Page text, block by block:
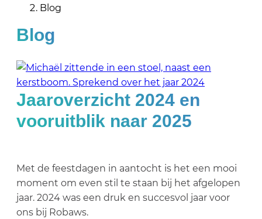
Blog
Blog
Jaaroverzicht 2024 en
vooruitblik naar 2025
Met de feestdagen in aantocht is het een mooi
moment om even stil te staan bij het afgelopen
jaar. 2024 was een druk en succesvol jaar voor
ons bij Robaws.